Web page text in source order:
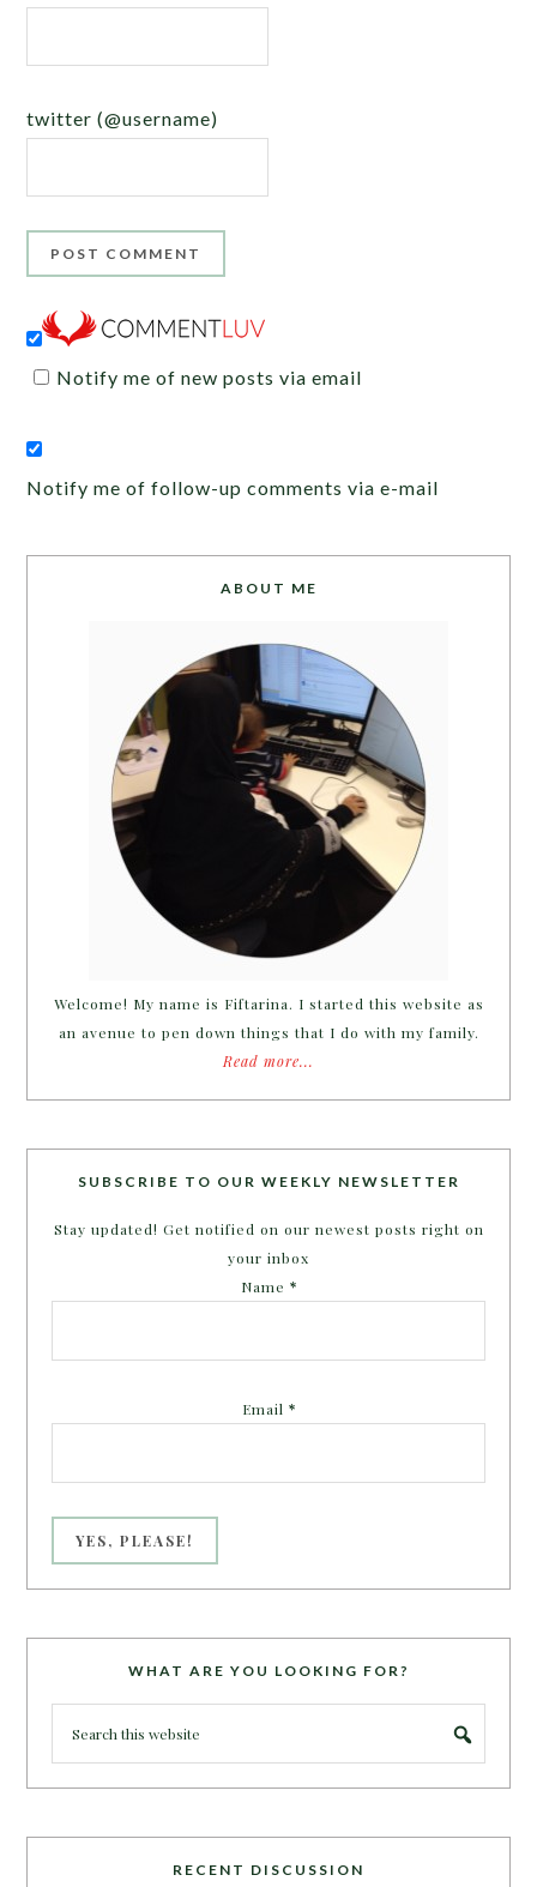
twitter (@username)
Notify me of new posts via email
Notify me of follow-up comments via e-mail
ABOUT ME
Welcome! My name is Fiftarina. I started this website as
an avenue to pen down things that I do with my family.
Read more...
SUBSCRIBE TO OUR WEEKLY NEWSLETTER
Stay updated! Get notified on our newest posts right on
your inbox
Name *
Email *
WHAT ARE YOU LOOKING FOR?
RECENT DISCUSSION